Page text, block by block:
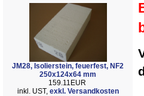
JM28, Isolierstein, feuerfest, NF2
250x124x64 mm
159.11EUR
inkl. UST, exkl. Versandkosten